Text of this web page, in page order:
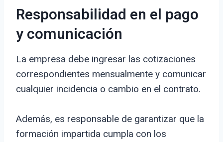
Responsabilidad en el pago
y comunicación
La empresa debe ingresar las cotizaciones
correspondientes mensualmente y comunicar
cualquier incidencia o cambio en el contrato.
Además, es responsable de garantizar que la
formación impartida cumpla con los